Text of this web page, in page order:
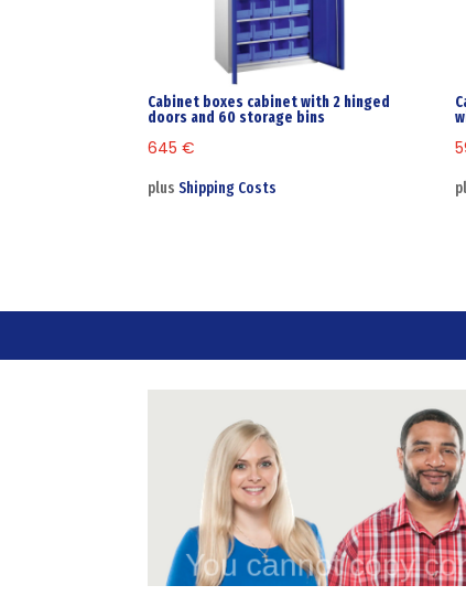
Cabinet boxes cabinet with 2 hinged
doors and 60 storage bins
645€
plusShipping Costs